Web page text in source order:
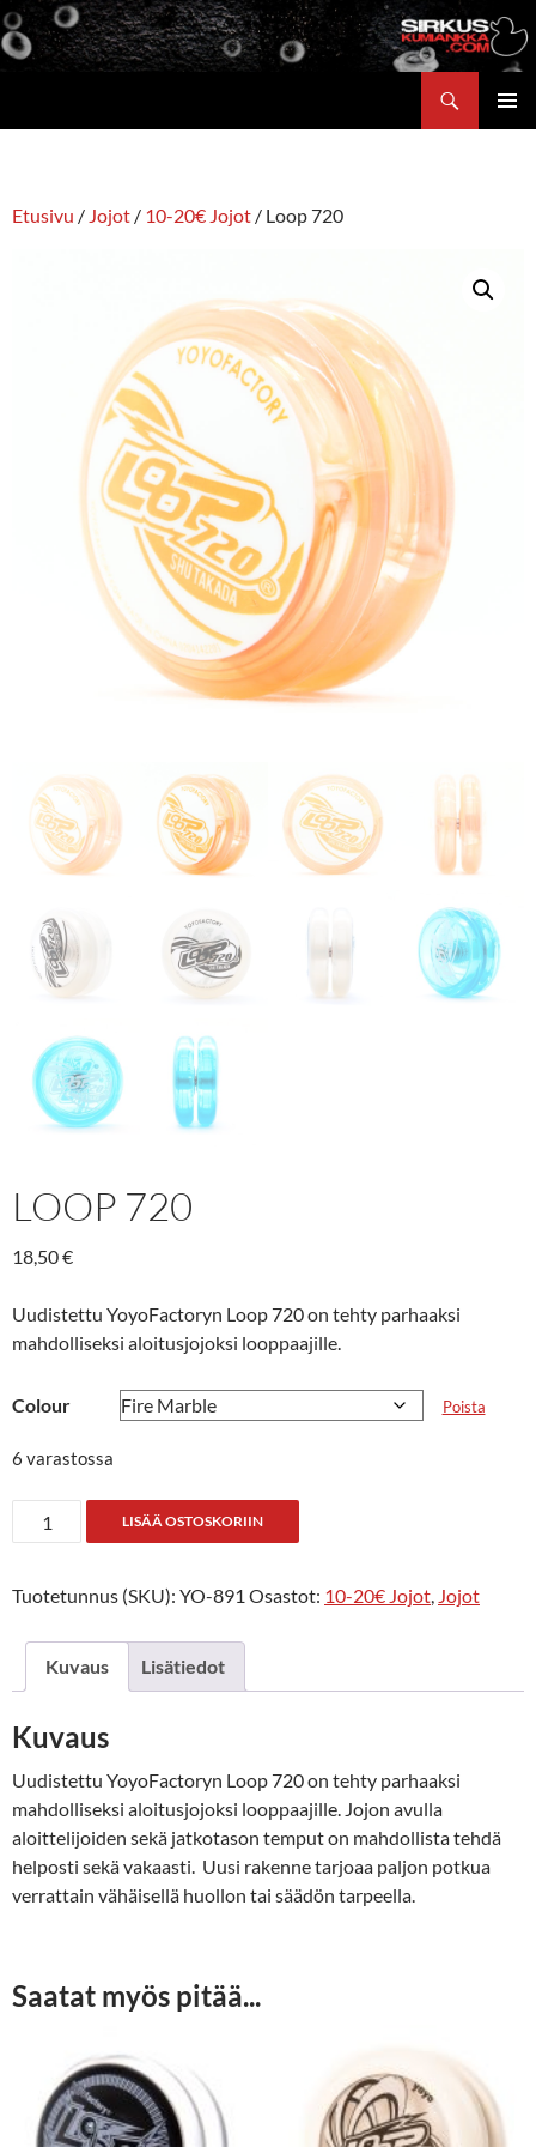
Siirry
sisältöön
Etusivu / Jojot / 10-20€ Jojot / Loop 720
LOOP 720
18,50€
Uudistettu YoyoFactoryn Loop 720 on tehty parhaaksi
mahdolliseksi aloitusjojoksi looppaajille.
Colour Poista
6 varastossa
Loop
720
LISÄÄ OSTOSKORIIN
Tuotetunnus (SKU): YO-891 Osastot: 10-20€ Jojot, Jojot
Kuvaus Lisätiedot
Kuvaus
Uudistettu YoyoFactoryn Loop 720 on tehty parhaaksi
mahdolliseksi aloitusjojoksi looppaajille. Jojon avulla
aloittelijoiden sekä jatkotason temput on mahdollista tehdä
helposti sekä vakaasti. Uusi rakenne tarjoaa paljon potkua
verrattain vähäisellä huollon tai säädön tarpeella.
Saatat myös pitää...